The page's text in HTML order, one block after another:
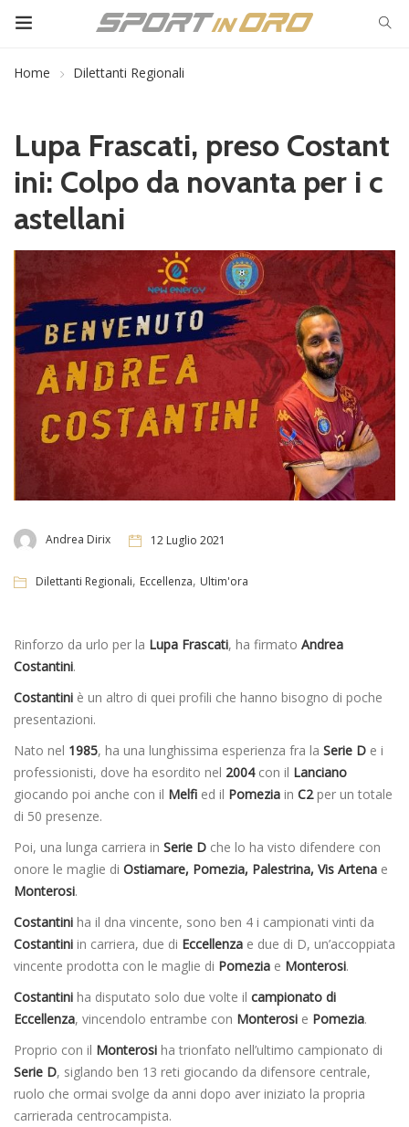
Home Dilettanti Regionali
Lupa Frascati, preso Costant
ini: Colpo da novanta per i c
astellani
Andrea Dirix 12 Luglio 2021
Dilettanti Regionali, Eccellenza, Ultim'ora
Rinforzo da urlo per la Lupa Frascati, ha firmato Andrea
Costantini.
Costantini è un altro di quei profili che hanno bisogno di poche
presentazioni.
Nato nel 1985, ha una lunghissima esperienza fra la Serie D e i
professionisti, dove ha esordito nel 2004con il Lanciano
giocando poi anche con il Melfi ed il Pomezia in C2per un totale
di 50 presenze.
Poi, una lunga carriera in Serie D che lo ha visto difendere con
onore le maglie di Ostiamare, Pomezia, Palestrina, Vis Artena e
Monterosi.
Costantini ha il dna vincente, sono ben 4 i campionati vinti da
Costantini in carriera, due di Eccellenza e due di D, un’accoppiata
vincente prodotta con le maglie di Pomezia e Monterosi.
Costantini ha disputato solo due volte il campionato di
Eccellenza, vincendolo entrambe con Monterosi e Pomezia.
Proprio con il Monterosi ha trionfato nell’ultimo campionato di
Serie D, siglando ben 13 reti giocando da difensore centrale,
ruolo che ormai svolge da anni dopo aver iniziato la propria
carrierada centrocampista.